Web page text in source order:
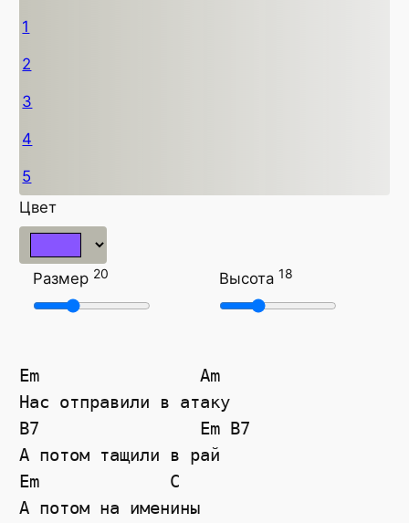
1
2
3
4
5
Цвет
Размер 20 Высота 18
Em
Am
Нас отправили в атаку
B7
Em B7
А потом тащили в рай
Em
C
А потом на именины